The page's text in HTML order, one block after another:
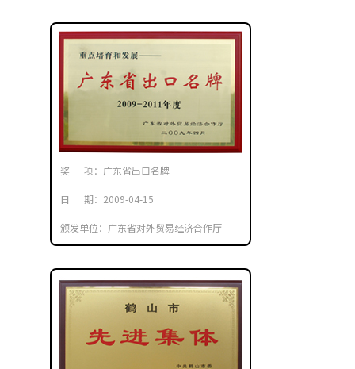
奖 项：广东省出口名牌
日 期：2009-04-15
颁发单位：广东省对外贸易经济合作厅